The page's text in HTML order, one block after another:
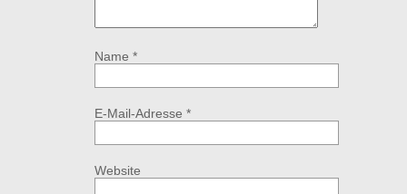
Name *
E-Mail-Adresse *
Website